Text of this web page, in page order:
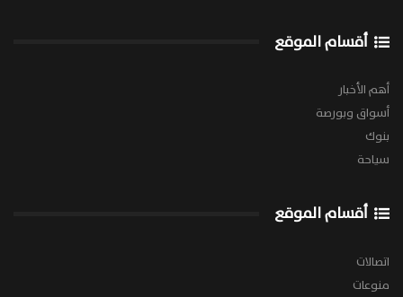
أقسام الموقع
أهم الأخبار
أسواق وبورصة
بنوك
سياحة
أقسام الموقع
اتصالات
منوعات